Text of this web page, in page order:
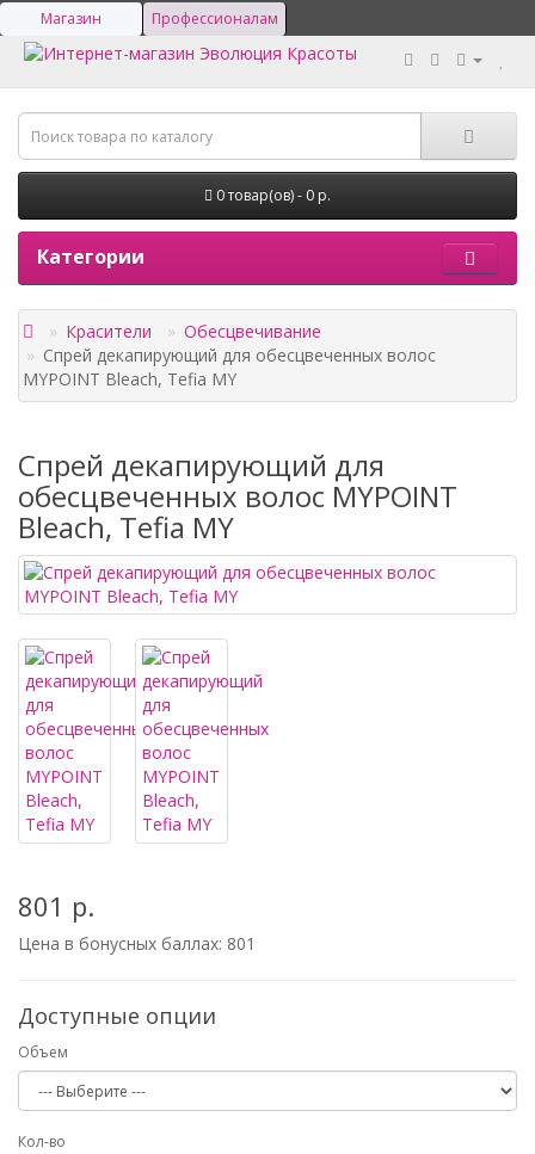
Магазин Профессионалам
0 товар(ов) - 0 р.
Категории
Красители
Обесцвечивание
Спрей декапирующий для обесцвеченных волос
MYPOINT Bleach, Tefia MY
Спрей декапирующий для
обесцвеченных волос MYPOINT
Bleach, Tefia MY
801 р.
Цена в бонусных баллах: 801
Доступные опции
Объем
Кол-во